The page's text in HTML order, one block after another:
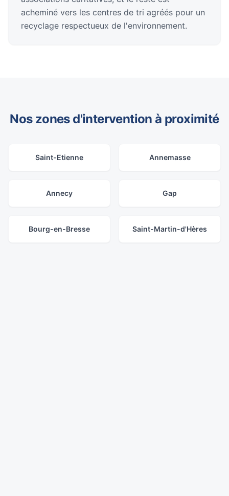
acheminé vers les centres de tri agréés pour un
recyclage respectueux de l'environnement.
Nos zones d'intervention à proximité
Saint-Etienne Annemasse
Annecy Gap
Bourg-en-Bresse Saint-Martin-d'Hères